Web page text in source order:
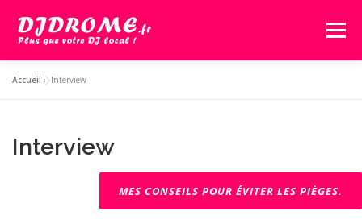
contenu
Menu
PLAYLIST LIVRE D’OR
DEVIS GRATUIT CONTACT
Accueil »Interview
Interview
MES CONSEILS POUR ÉVITER LES PIÈGES.